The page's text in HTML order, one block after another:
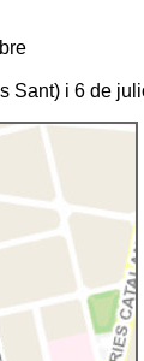
Sant) i 6 de